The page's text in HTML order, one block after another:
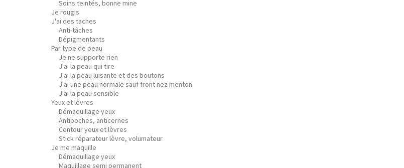
Soins teintés, bonne mine
Je rougis
J'ai des taches
Anti-tâches
Dépigmentants
Par type de peau
Je ne supporte rien
J'ai la peau qui tire
J'ai la peau luisante et des boutons
J'ai une peau normale sauf front nez menton
J'ai la peau sensible
Yeux et lèvres
Démaquillage yeux
Antipoches, anticernes
Contour yeux et lèvres
Stick réparateur lèvre, volumateur
Je me maquille
Démaquillage yeux
Maquillage semi permanent